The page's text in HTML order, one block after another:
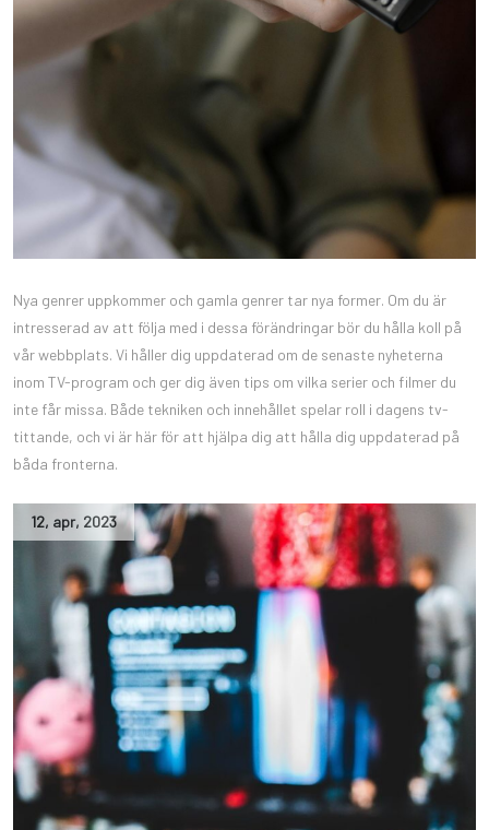
Nya genrer uppkommer och gamla genrer tar nya former. Om du är
intresserad av att följa med i dessa förändringar bör du hålla koll på
vår webbplats. Vi håller dig uppdaterad om de senaste nyheterna
inom TV-program och ger dig även tips om vilka serier och filmer du
inte får missa. Både tekniken och innehållet spelar roll i dagens tv-
tittande, och vi är här för att hjälpa dig att hålla dig uppdaterad på
båda fronterna.
12, apr, 2023